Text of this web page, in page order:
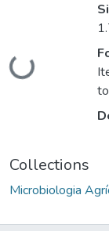
Loading...
Collections
Microbiologia